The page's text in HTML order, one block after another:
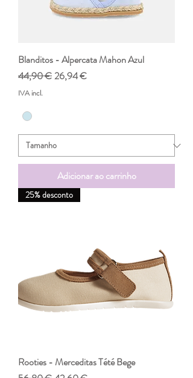
Blanditos - Alpercata Mahon Azul
Preço normal
44,90 €Preço promocional
26,94 €
IVA incl.
Adicionar ao carrinho
25% desconto
Rooties - Merceditas Tété Bege